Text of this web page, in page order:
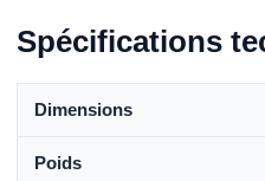
Spécifications
Dimensions
Poids